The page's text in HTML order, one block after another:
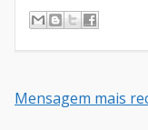
Mensagem mais